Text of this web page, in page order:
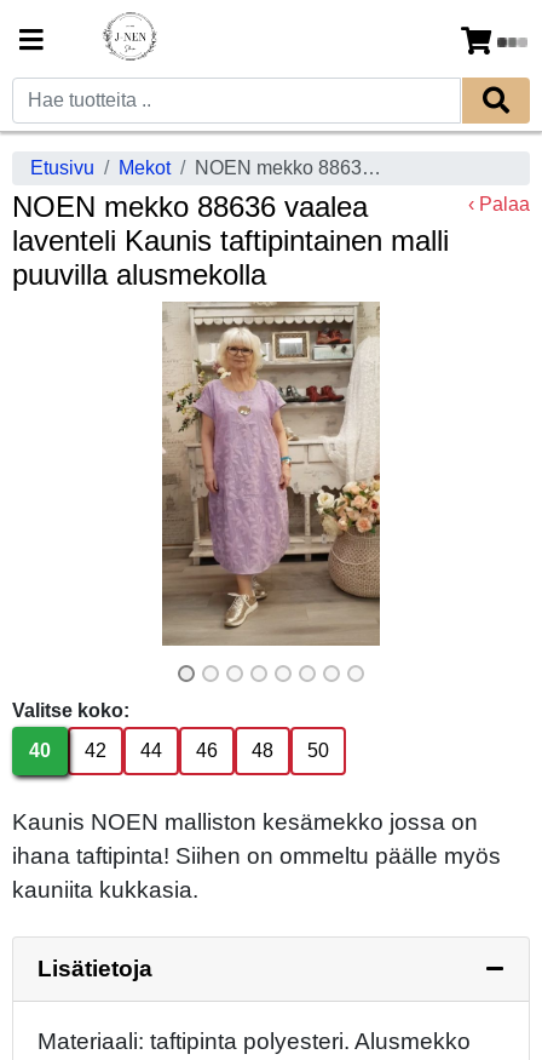
Etusivu Mekot NOEN mekko 88636 vaalea laventeli Kaunis taftipintainen malli puuvilla alusmekolla
NOEN mekko 88636 vaalea
laventeli Kaunis taftipintainen malli
puuvilla alusmekolla
‹ Palaa
Valitse koko:
40
42 44 46 48 50
Kaunis NOEN malliston kesämekko jossa on
ihana taftipinta! Siihen on ommeltu päälle myös
kauniita kukkasia.
Lisätietoja
Materiaali: taftipinta polyesteri. Alusmekko